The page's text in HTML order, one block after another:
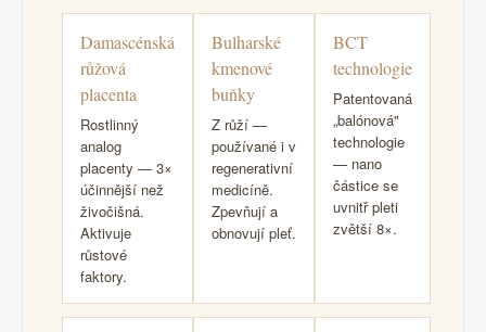
Damascénská
růžová
placenta
Rostlinný
analog
placenty — 3×
účinnější než
živočišná.
Aktivuje
růstové
faktory.
Bulharské
kmenové
buňky
Z růží —
používané i v
regenerativní
medicíně.
Zpevňují a
obnovují pleť.
BCT
technologie
Patentovaná
„balónová"
technologie
— nano
částice se
uvnitř pleti
zvětší 8×.